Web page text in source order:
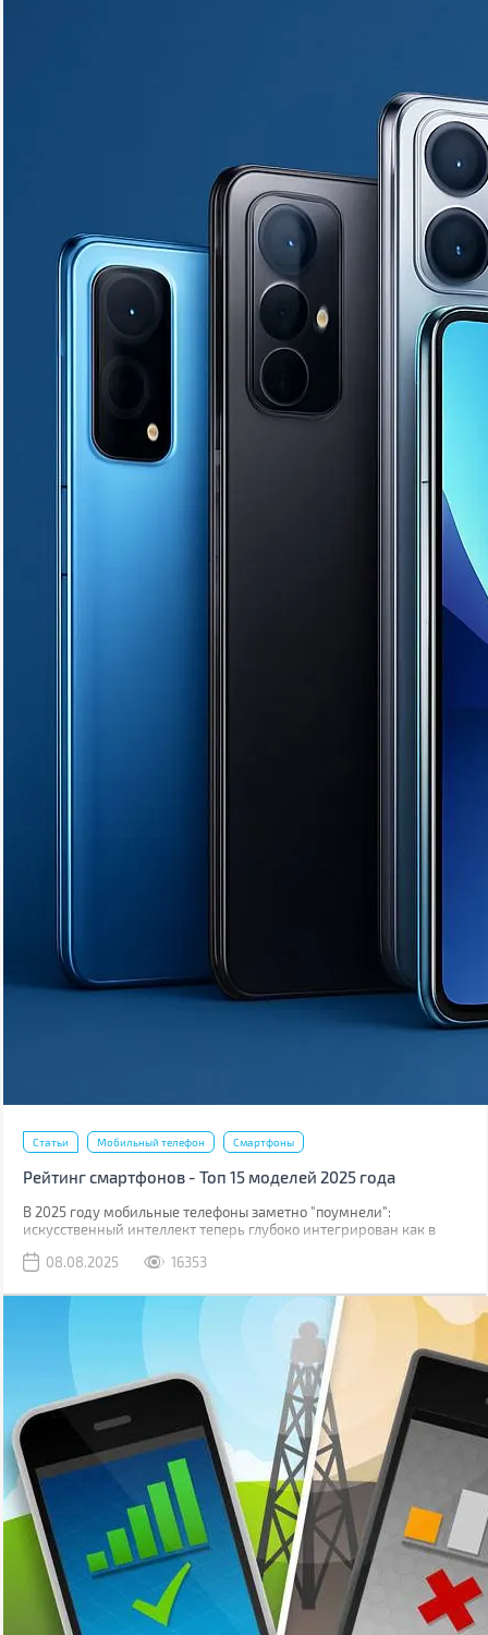
Статьи Мобильный телефон Смартфоны
Рейтинг смартфонов - Топ 15 моделей 2025 года
В 2025 году мобильные телефоны заметно "поумнели":
искусственный интеллект теперь глубоко интегрирован как в
процессоров.
08.08.2025 16353